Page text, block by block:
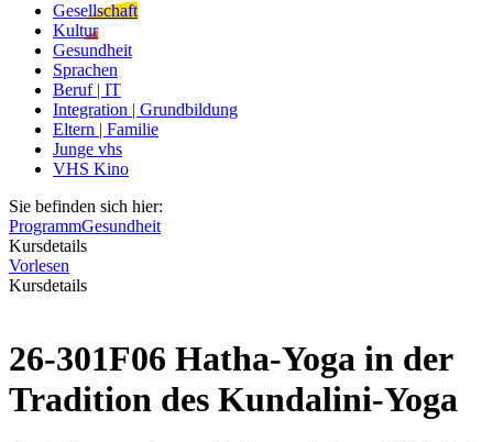
Gesellschaft
Kultur
Gesundheit
Sprachen
Beruf | IT
Integration | Grundbildung
Eltern | Familie
Junge vhs
VHS Kino
Sie befinden sich hier:
ProgrammGesundheit
Kursdetails
Vorlesen
Kursdetails
26-301F06 Hatha-Yoga in der
Tradition des Kundalini-Yoga